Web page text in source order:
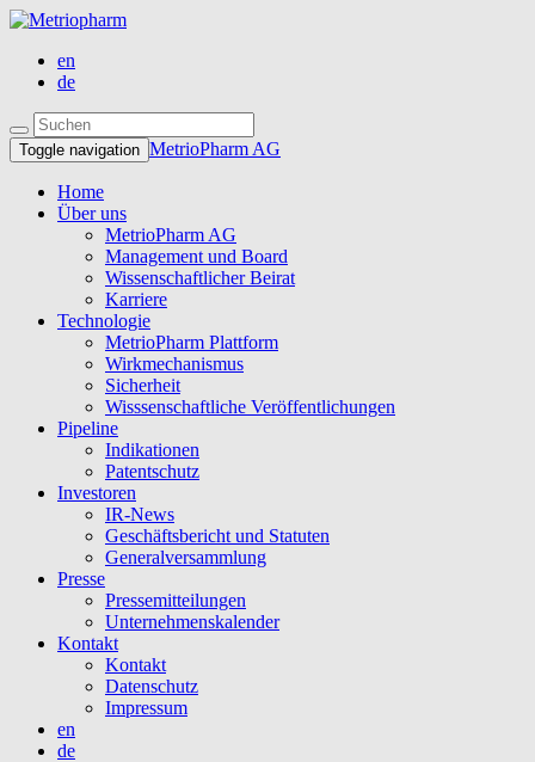
en
de
Toggle navigation MetrioPharm AG
Home
Über uns
MetrioPharm AG
Management und Board
Wissenschaftlicher Beirat
Karriere
Technologie
MetrioPharm Plattform
Wirkmechanismus
Sicherheit
Wisssenschaftliche Veröffentlichungen
Pipeline
Indikationen
Patentschutz
Investoren
IR-News
Geschäftsbericht und Statuten
Generalversammlung
Presse
Pressemitteilungen
Unternehmenskalender
Kontakt
Kontakt
Datenschutz
Impressum
en
de